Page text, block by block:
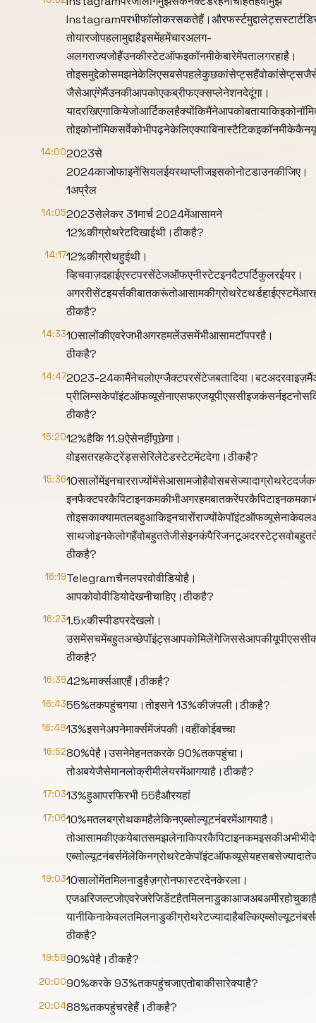
तोयारजोपहलामुद्दाहैइसमेंहमेंचारअलग-
अलगराज्यजोहैंउनकीस्टेटऑफइकॉनमीकेबारेमेंपतालगरहाहै।
जैसेआएंगेमैंउनकीआपकोएकब्रीफएक्सप्लेनेशनदेदूंगा।
14:002023से
2024काजोफाइनेंसियलईयरथाप्लीजइसकोनोटडाउनकीजिए।
1अप्रैल
14:052023सेलेकर 31मार्च 2024मेंआसामने
12%कीग्रोथरेटदिखाईथी।ठीकहै?
14:1712%कीग्रोथहुईथी।
व्हिचवाज़दहाईएस्टपरसेंटेजऑफएनीस्टेटइनदैटपर्टिकुलरईयर।
ठीकहै?
14:3310सालोंकीएवरेजभीअगरहमलेंउसमेंभीआसामटॉपपरहै।
ठीकहै?
14:472023-
ठीकहै?
15:2012%हैकि 11.9ऐसेनहींपूछेगा।
वोइसतरहकेट्रेंड्ससेरिलेटेडस्टेटमेंटदेगा।ठीकहै?
15:36
ठीकहै?
16:19Telegramचैनलपरवोवीडियोहै।
आपकोवोवीडियोदेखनीचाहिए।ठीकहै?
16:231.5xकीस्पीडपरदेखलो।
ठीकहै?
16:3942%मार्क्सआएहैं।ठीकहै?
16:4355%तकपहुंचगया।तोइसने 13%कीजंपली।ठीकहै?
16:4813%इसनेअपनेमार्क्समेंजंपकी।वहींकोईबच्चा
16:5280%पेहै।उसनेमेहनतकरके 90%तकपहुंचा।
तोअबयेजैसेमानलोक्रीमीलेयरमेंआगयाहै।ठीकहै?
17:0313%हुआपरफिरभी 55हैऔरयहां
17:0610%मतलबग्रोथकमहैलेकिनएब्सोल्यूटनंबरमेंआगयाहै।
19:0310सालोंमेंतमिलनाडुहैज़ग्रोनफास्टरदेनकेरला।
ठीकहै?
19:5890%पेहै।ठीकहै?
20:0090%करके 93%तकपहुंचजाएतोबाकीसारेक्याहै?
20:0488%तकपहुंचरहेहैं।ठीकहै?